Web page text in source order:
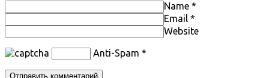
Name *
Email *
Website
Anti-Spam *